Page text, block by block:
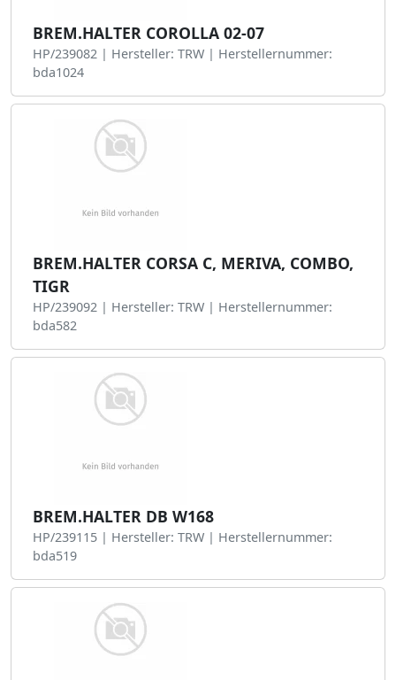
BREM.HALTER COROLLA 02-07
HP/239082 | Hersteller: TRW | Herstellernummer:
bda1024
BREM.HALTER CORSA C, MERIVA, COMBO,
TIGR
HP/239092 | Hersteller: TRW | Herstellernummer:
bda582
BREM.HALTER DB W168
HP/239115 | Hersteller: TRW | Herstellernummer:
bda519